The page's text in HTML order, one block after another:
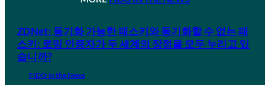
ZDNet: 동기화 가능한 패스키와 동기화할 수 없는 패
스키: 로밍 인증자가 두 세계의 장점을 모두 누리고 있
습니까?
FIDO in the News